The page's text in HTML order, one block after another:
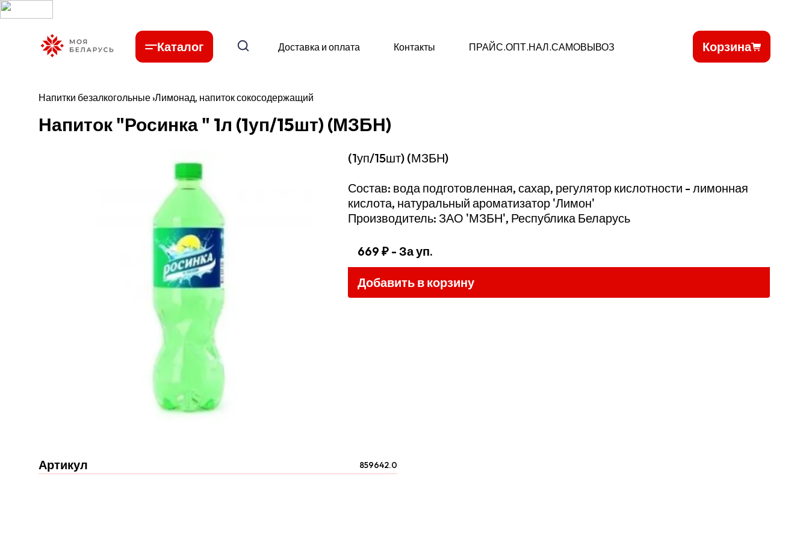
Каталог Доставка и оплата Контакты ПРАЙС.ОПТ.НАЛ.САМОВЫВОЗ Корзина
Напитки безалкогольные›Лимонад, напиток сокосодержащий
Напиток "Росинка " 1л (1уп/15шт) (МЗБН)
(1уп/15шт) (МЗБН)
Состав: вода подготовленная, сахар, регулятор кислотности - лимонная
кислота, натуральный ароматизатор 'Лимон'
Производитель: ЗАО 'МЗБН', Республика Беларусь
669 ₽ - За уп.
Добавить в корзину
Артикул 859642.0